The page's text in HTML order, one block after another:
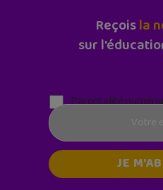
Reçoisla
sur
Parentalité